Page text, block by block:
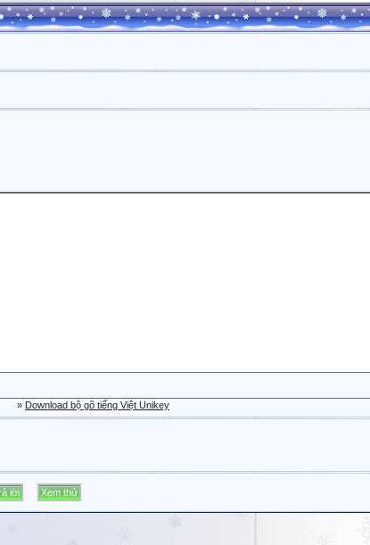
» Download bộ gõ tiếng Việt Unikey